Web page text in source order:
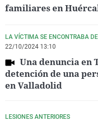
familiares en
LA VÍCTIMA SE ENCONTRABA
22/10/2024 13:10
Una denuncia en
detención de una
en Valladolid
LESIONES ANTERIORES